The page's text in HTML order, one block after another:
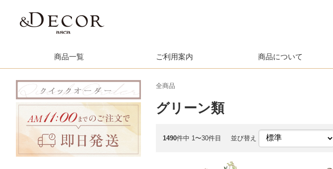
商品一覧 ご利用案内 商品について
全商品
グリーン類
1490件中 1〜30件目 並び替え